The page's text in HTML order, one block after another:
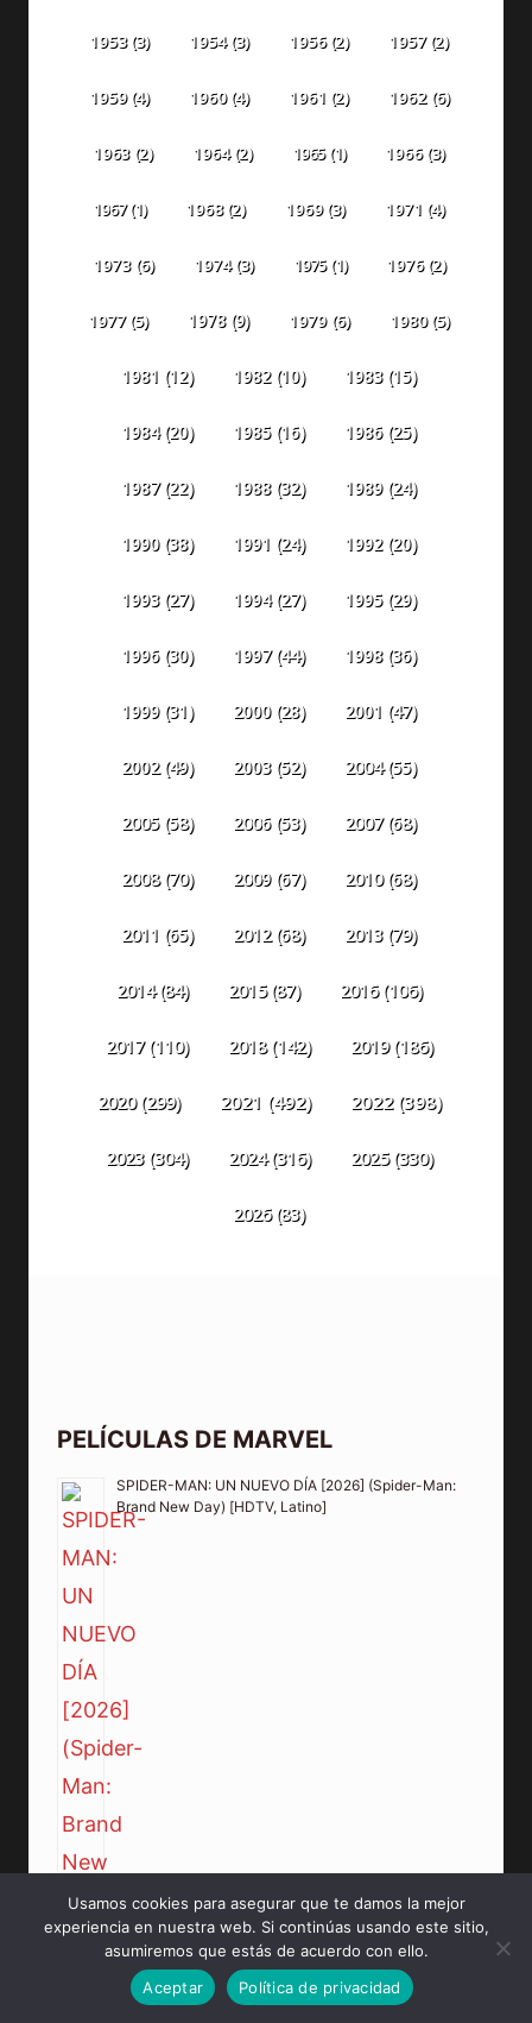
1953(3) 1954(3) 1956(2) 1957(2)
1959(4) 1960(4) 1961 (2) 1962(6)
1963 (2) 1964(2) 1965(1) 1966(3)
1967(1) 1968(2) 1969(3) 1971 (4)
1973(6) 1974(3) 1975(1) 1976(2)
1977(5) 1978(9) 1979(6) 1980(5)
1981 (12) 1982(10) 1983(15)
1984(20) 1985(16) 1986(25)
1987(22) 1988(32) 1989(24)
1990(38) 1991 (24) 1992(20)
1993(27) 1994(27) 1995(29)
1996(30) 1997(44) 1998(36)
1999(31) 2000(28) 2001 (47)
2002(49) 2003(52) 2004(55)
2005(58) 2006(53) 2007(68)
2008(70) 2009(67) 2010(68)
2011 (65) 2012(68) 2013(79)
2014(84) 2015(87) 2016(106)
2017(110) 2018(142) 2019(186)
2020(299) 2021 (492) 2022(398)
2023(304) 2024(316) 2025(330)
2026(83)
PELÍCULAS DE MARVEL
SPIDER-MAN: UN NUEVO DÍA [2026] (Spider-Man:
Brand New Day) [HDTV, Latino]
Usamos cookies para asegurar que te damos la mejor
experiencia en nuestra web. Si continúas usando este sitio,
asumiremos que estás de acuerdo con ello.
Aceptar
Política de privacidad